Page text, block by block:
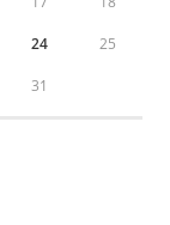
24 25
31